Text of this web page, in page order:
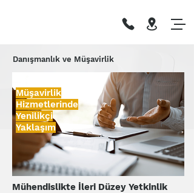
Danışmanlık ve Müşavirlik
Müşavirlik
Hizmetlerinde
Yenilikçi
Yaklaşım
Mühendislikte İleri Düzey Yetkinlik